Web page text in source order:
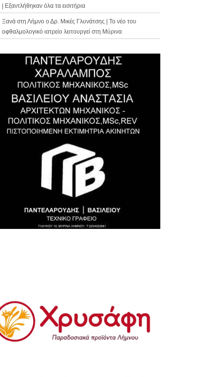
| Εξαντλήθηκαν όλα τα εισιτήρια
Ξανά στη Λήμνο ο Δρ. Μικές Γλυνάτσης | Το νέο του
οφθαλμολογικό ιατρείο λειτουργεί στη Μύρινα